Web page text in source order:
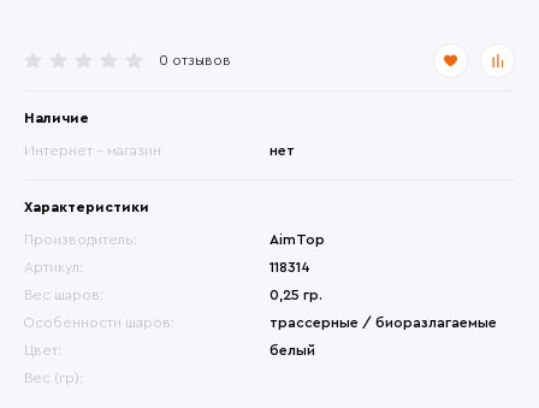
0 отзывов
Наличие
Интернет - магазин нет
Характеристики
Производитель:
AimTop
Артикул:
118314
Вес шаров:
0,25 гр.
Особенности шаров:
трассерные / биоразлагаемые
Цвет:
белый
Вес (гр):